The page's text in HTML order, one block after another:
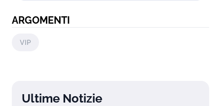
ARGOMENTI
VIP
Ultime Notizie